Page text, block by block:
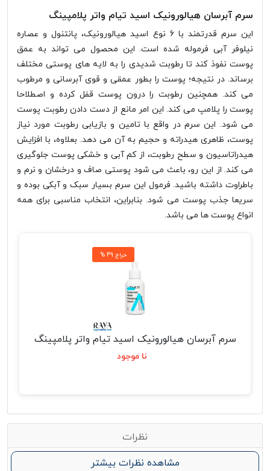
سرم آبرسان هیالورونیک اسید تیام واتر پلامپینگ
این سرم قدرتمند با 6 نوع اسید هیالورونیک، پانتنول و عصاره
نیلوفر آبی فرموله شده است. این محصول می تواند به عمق
پوست نفوذ کند تا رطوبت شدیدی را به لایه های پوستی مختلف
برساند. در نتیجه؛ پوست را بطور عمقی و قوی آبرسانی و مرطوب
می کند. همچنین رطوبت را درون پوست قفل کرده و اصطلاحا
پوست را پلامپ می کند. این امر مانع از دست دادن رطوبت پوست
می شود. این سرم در واقع با تامین و بازیابی رطوبت مورد نیاز
پوست، ظاهری هیدراته و حجیم به آن می دهد. بعلاوه، با افزایش
هیدراتاسیون و سطح رطوبت، از کم آبی و خشکی پوست جلوگیری
می کند. از این رو، باعث می شود پوستی صاف و درخشان و نرم و
باطراوت داشته باشید. فرمول این سرم بسیار سبک و آبکی بوده و
سریعا جذب پوست می شود. بنابراین، انتخاب مناسبی برای همه
انواع پوست ها می باشد.
سرم آبرسان هیالورونیک اسید تیام واتر پلامپینگ
نا موجود
% حراج 49
نظرات
مشاهده نظرات بیشتر